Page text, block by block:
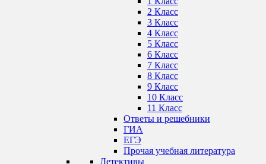
2 Класс
3 Класс
4 Класс
5 Класс
6 Класс
7 Класс
8 Класс
9 Класс
10 Класс
11 Класс
Ответы и решебники
ГИА
ЕГЭ
Прочая учебная литература
Детективы